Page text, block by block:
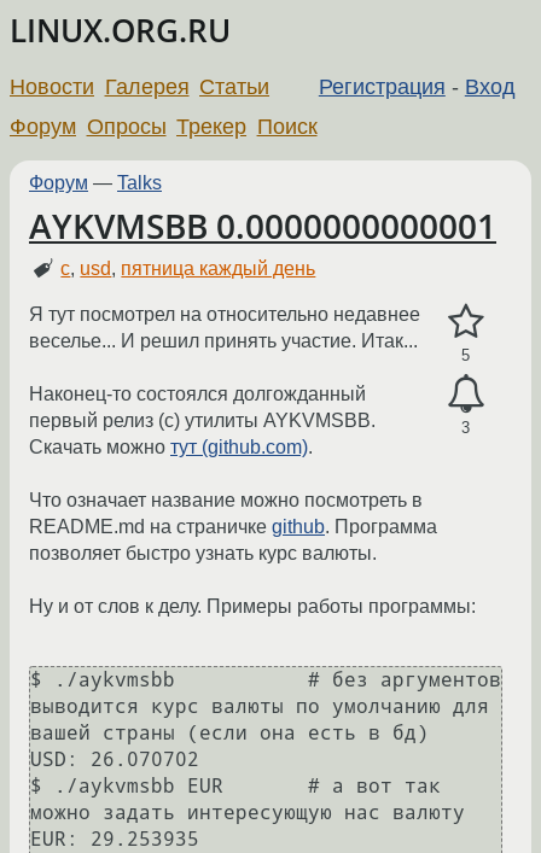
LINUX.ORG.RU
Регистрация - Вход
Новости Галерея Статьи
Форум Опросы Трекер Поиск
Форум — Talks
AYKVMSBB 0.0000000000001
c, usd, пятница каждый день
5
3
Я тут посмотрел на относительно недавнее
веселье... И решил принять участие. Итак...
Наконец-то состоялся долгожданный
первый релиз (c) утилиты AYKVMSBB.
Скачать можно тут (github.com).
Что означает название можно посмотреть в
README.md на страничке github. Программа
позволяет быстро узнать курс валюты.
Ну и от слов к делу. Примеры работы программы:
$ ./aykvmsbb           # без аргументов
выводится курс валюты по умолчанию для
вашей страны (если она есть в бд)
USD: 26.070702
$ ./aykvmsbb EUR       # а вот так
можно задать интересующую нас валюту
EUR: 29.253935